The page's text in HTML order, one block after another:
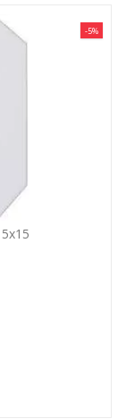
-5%